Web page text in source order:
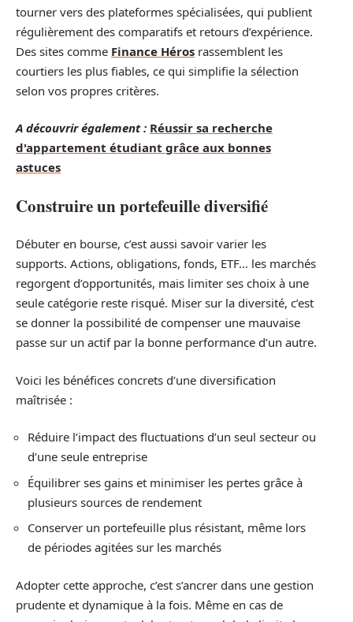
tourner vers des plateformes spécialisées, qui publient
régulièrement des comparatifs et retours d’expérience.
Des sites comme Finance Héros rassemblent les
courtiers les plus fiables, ce qui simplifie la sélection
selon vos propres critères.
A découvrir également : Réussir sa recherche
d'appartement étudiant grâce aux bonnes
astuces
Construire un portefeuille diversifié
Débuter en bourse, c’est aussi savoir varier les
supports. Actions, obligations, fonds, ETF… les marchés
regorgent d’opportunités, mais limiter ses choix à une
seule catégorie reste risqué. Miser sur la diversité, c’est
se donner la possibilité de compenser une mauvaise
passe sur un actif par la bonne performance d’un autre.
Voici les bénéfices concrets d’une diversification
maîtrisée :
Réduire l’impact des fluctuations d’un seul secteur ou
d’une seule entreprise
Équilibrer ses gains et minimiser les pertes grâce à
plusieurs sources de rendement
Conserver un portefeuille plus résistant, même lors
de périodes agitées sur les marchés
Adopter cette approche, c’est s’ancrer dans une gestion
prudente et dynamique à la fois. Même en cas de